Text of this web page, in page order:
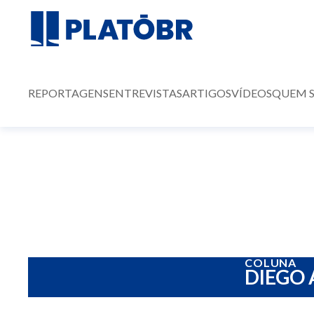
REPORTAGENSENTREVISTASARTIGOSVÍDEOSQUEM
COLUNA
DIEGO